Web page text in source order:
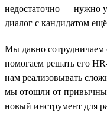
недостаточно — нужно
диалог с кандидатом
Мы давно
помогаем решать его
нам реализовывать
мы отошли от
новый инструмент для